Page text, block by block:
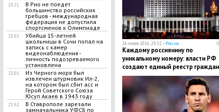
23:21
В Рио не поедет
большинство российских
гребцов - международная
федерация не допустила
спортсменов к Олимпиаде
23:02
Убийца 15-летней
школьницы в Сочи попал на
запись с камер
видеонаблюдения -
личность подозреваемого
установлена
23:01
Из Черного моря был
извлечен штурмовик Ил-2,
на котором был сбит асс и
Герой Советского Союза
Юсуп Акаев в 1943 году
21:52
В Ставрополе зарезали
замначальника УФСБ по
26 июля 2016, 23:52 —Россия
Каждому россиянину по
уникальному номеру: власти РФ
создают единый реестр
куда внесут сведения о